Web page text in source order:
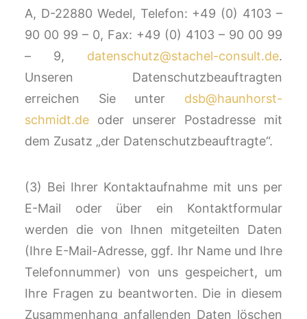
A, D-22880 Wedel, Telefon: +49 (0) 4103 –
90 00 99 – 0, Fax: +49 (0) 4103 – 90 00 99
– 9, datenschutz@stachel-consult.de.
Unseren Datenschutzbeauftragten
erreichen Sie unter dsb@haunhorst-
schmidt.de oder unserer Postadresse mit
dem Zusatz „der Datenschutzbeauftragte“.
(3) Bei Ihrer Kontaktaufnahme mit uns per
E-Mail oder über ein Kontaktformular
werden die von Ihnen mitgeteilten Daten
(Ihre E-Mail-Adresse, ggf. Ihr Name und Ihre
Telefonnummer) von uns gespeichert, um
Ihre Fragen zu beantworten. Die in diesem
Zusammenhang anfallenden Daten löschen